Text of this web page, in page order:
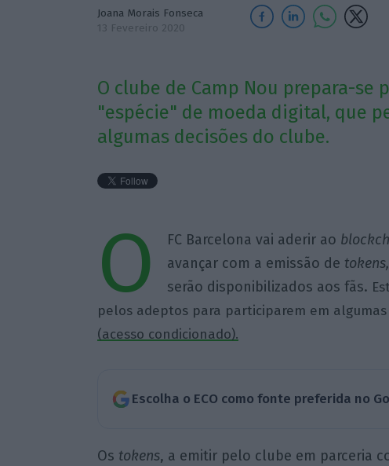
Joana Morais Fonseca
13 Fevereiro 2020
O clube de Camp Nou prepara-se
"espécie" de moeda digital, que
algumas decisões do clube.
O FC Barcelona vai aderir ao
avançar com a emissão de tokens,
serão disponibilizados aos fãs.
pelos adeptos para participarem em algumas
(acesso condicionado).
Escolha o ECO como fonte preferida no
Os tokens, a emitir pelo clube em parceria